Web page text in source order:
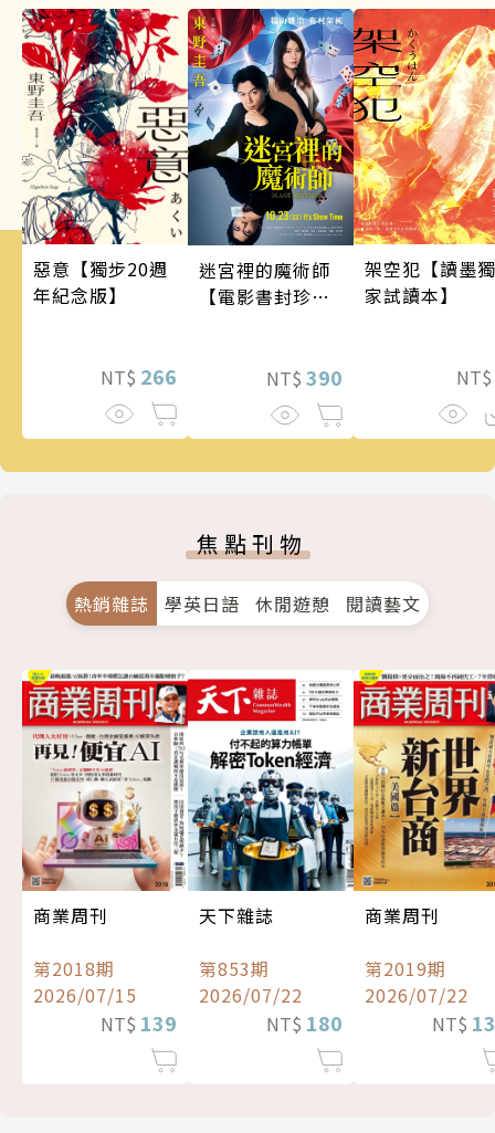
惡意【獨步20週
年紀念版】
NT$ 266
迷宮裡的魔術師
【電影書封珍藏
NT$ 390
架空犯【讀墨獨
家試讀本】
NT$
焦點刊物
熱銷雜誌 學英日語 休閒遊憩 閱讀藝文
商業周刊
第2018期
2026/07/15
NT$ 139
天下雜誌
第853期
2026/07/22
NT$ 180
商業周刊
第2019期
2026/07/22
NT$